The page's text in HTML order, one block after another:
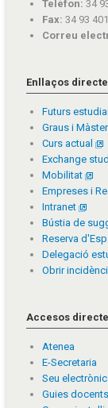
Telèfon: 34
Fax: 34 93
Correu
Enllaços
Futurs
Graus i
Curs actual
Exchange
Mobilitat
Empreses i
Intranet
Bústia de
Reserva
Delegació
Obrir
Accesos
Atenea
E-Secretaria
Seu
Guies docents